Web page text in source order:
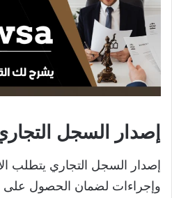
إصدار السجل
إصدار السجل التجاري يتطلب
وإجراءات لضمان الحصول